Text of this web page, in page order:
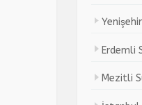
Erdemli
Mezitli